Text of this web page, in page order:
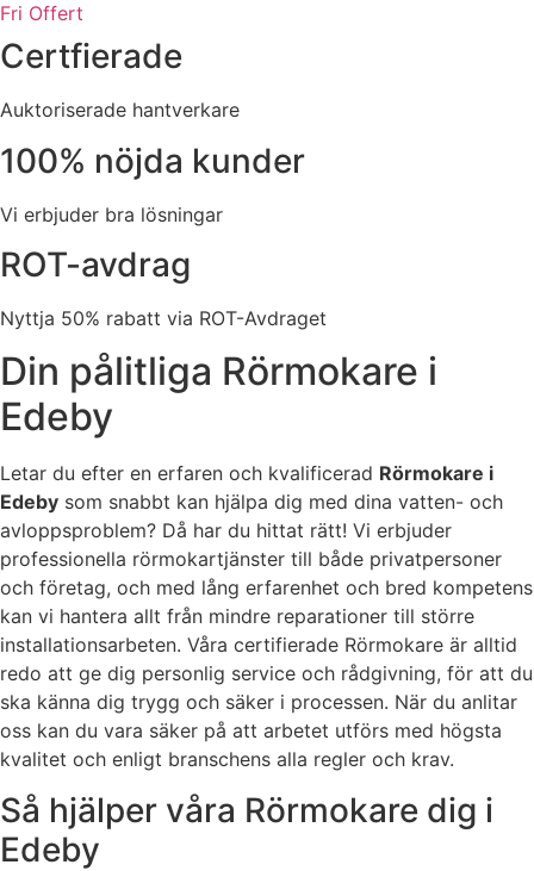
Fri Offert
Certfierade
Auktoriserade hantverkare
100% nöjda kunder
Vi erbjuder bra lösningar
ROT-avdrag
Nyttja 50% rabatt via ROT-Avdraget
Din pålitliga Rörmokare i
Edeby
Letar du efter en erfaren och kvalificerad Rörmokare i
Edeby som snabbt kan hjälpa dig med dina vatten- och
avloppsproblem? Då har du hittat rätt! Vi erbjuder
professionella rörmokartjänster till både privatpersoner
och företag, och med lång erfarenhet och bred kompetens
kan vi hantera allt från mindre reparationer till större
installationsarbeten. Våra certifierade Rörmokare är alltid
redo att ge dig personlig service och rådgivning, för att du
ska känna dig trygg och säker i processen. När du anlitar
oss kan du vara säker på att arbetet utförs med högsta
kvalitet och enligt branschens alla regler och krav.
Så hjälper våra Rörmokare dig i
Edeby